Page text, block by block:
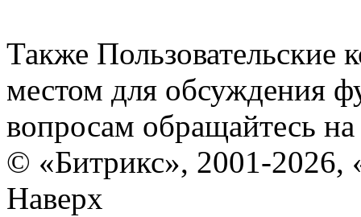
Также Пользовательские
местом для обсуждения
вопросам обращайтесь
© «Битрикс», 2001-2026,
Наверх